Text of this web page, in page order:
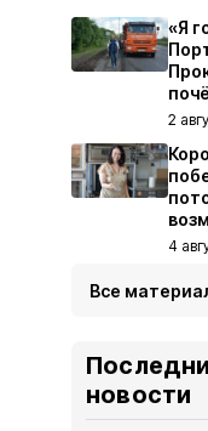
«Я
2
4
Все
новости